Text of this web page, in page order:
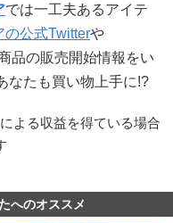
では一工夫あるアイテ
の公式Twitterや
品の販売開始情報をい
なたも買い物上手に!?
よる収益を得ている場合
へのオススメ